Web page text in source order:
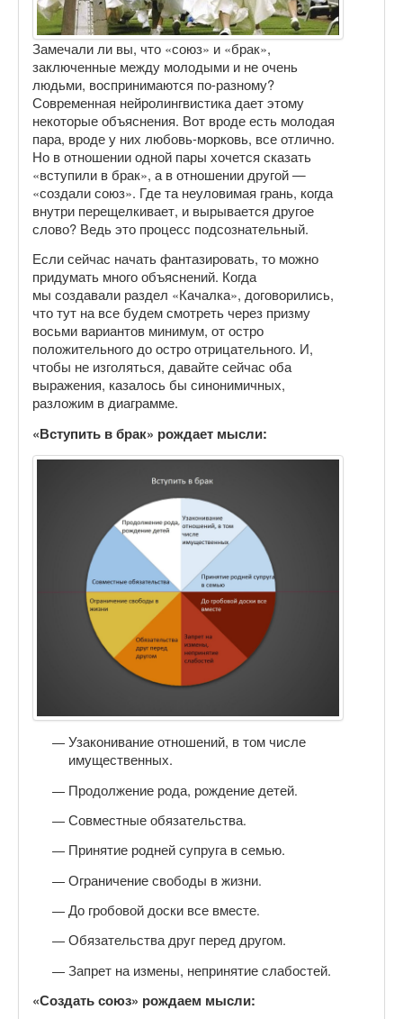
Замечали ли вы, что «союз» и «брак»,
заключенные между молодыми и не очень
людьми, воспринимаются по-разному?
Современная нейролингвистика дает этому
некоторые объяснения. Вот вроде есть молодая
пара, вроде у них любовь-морковь, все отлично.
Но в отношении одной пары хочется сказать
«вступили в брак», а в отношении другой —
«создали союз». Где та неуловимая грань, когда
внутри перещелкивает, и вырывается другое
слово? Ведь это процесс подсознательный.
Если сейчас начать фантазировать, то можно
придумать много объяснений. Когда
мы создавали раздел «Качалка», договорились,
что тут на все будем смотреть через призму
восьми вариантов минимум, от остро
положительного до остро отрицательного. И,
чтобы не изголяться, давайте сейчас оба
выражения, казалось бы синонимичных,
разложим в диаграмме.
«Вступить в брак» рождает мысли:
Узаконивание отношений, в том числе
имущественных.
Продолжение рода, рождение детей.
Совместные обязательства.
Принятие родней супруга в семью.
Ограничение свободы в жизни.
До гробовой доски все вместе.
Обязательства друг перед другом.
Запрет на измены, непринятие слабостей.
«Создать союз» рождаем мысли: